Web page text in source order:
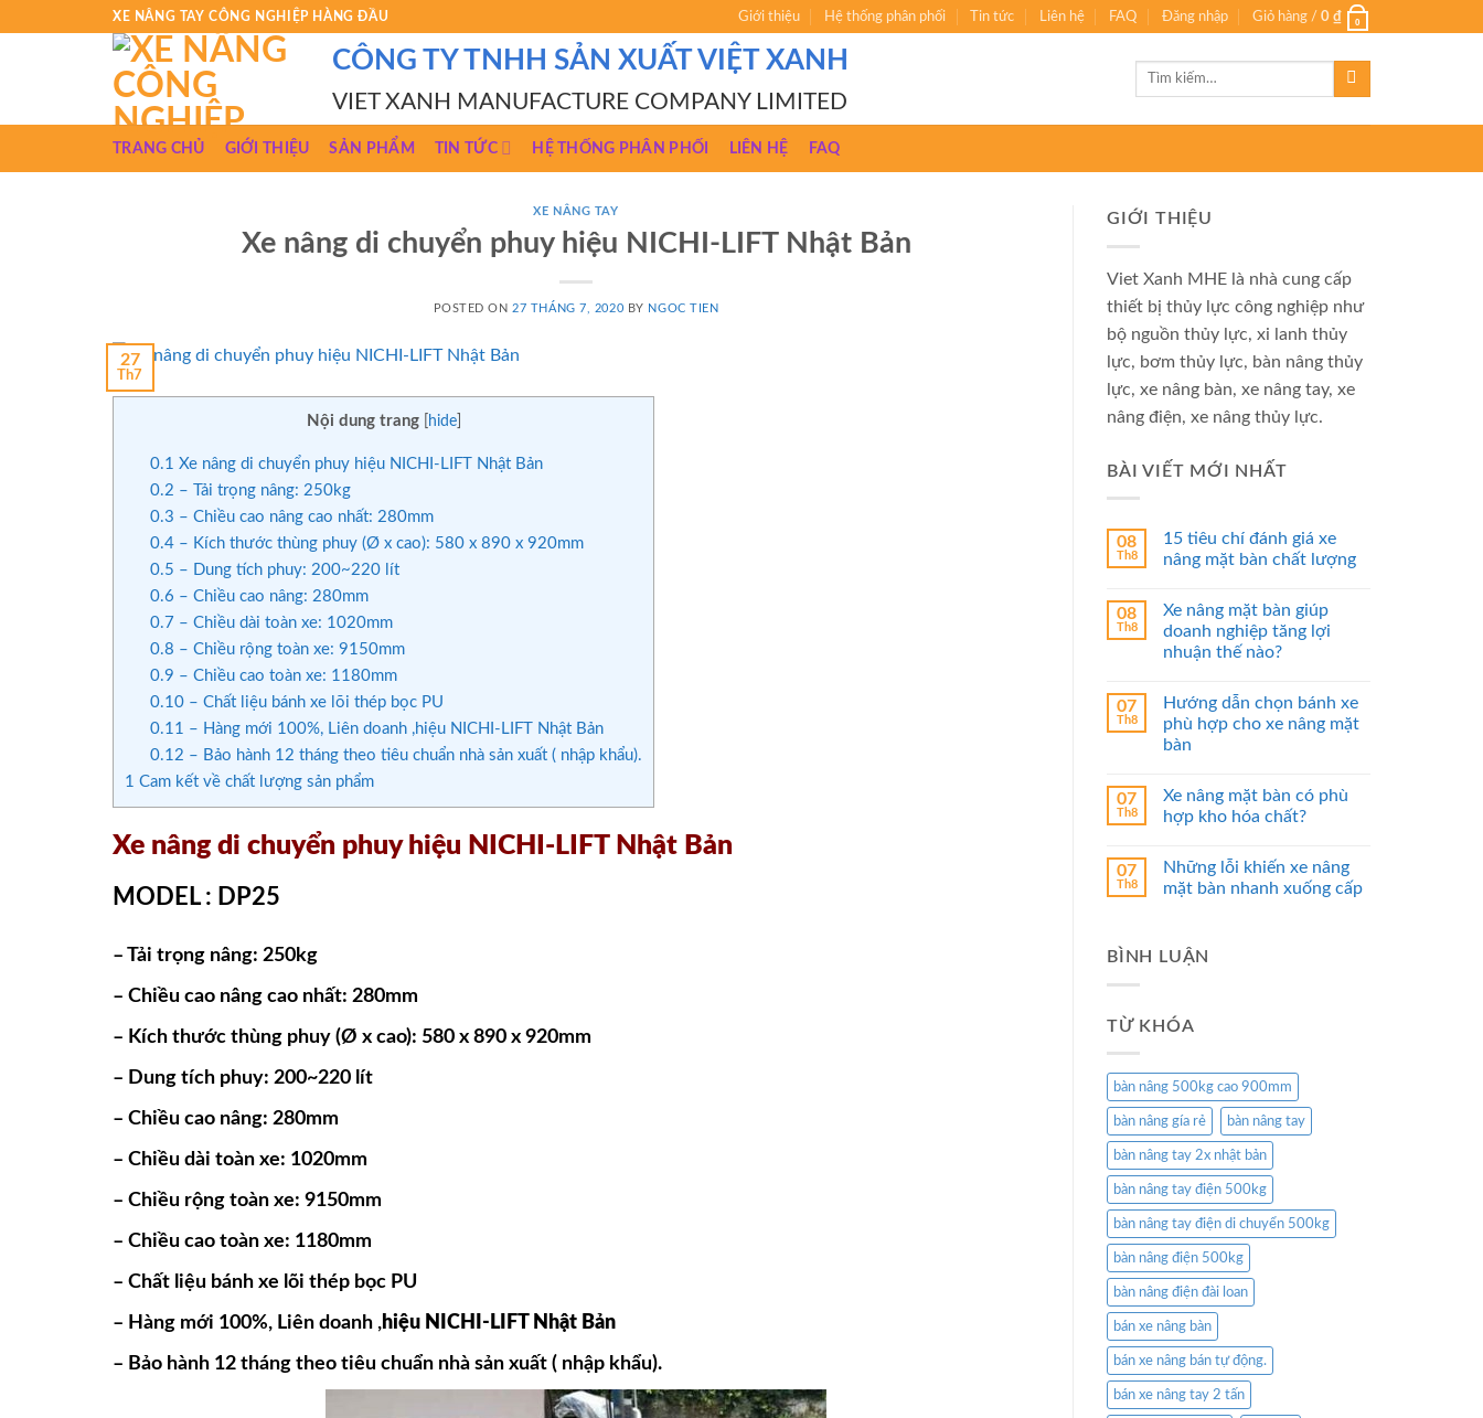
XE NÂNG TAY CÔNG NGHIỆP HÀNG ĐẦU Giới thiệu Hệ thống phân phối Tin tức Liên hệ FAQ Đăng nhập Giỏ hàng / 0 ₫ 0
CÔNG TY TNHH SẢN XUẤT VIỆT XANH
VIET XANH MANUFACTURE COMPANY LIMITED
Tìm
TRANG CHỦ GIỚI THIỆU SẢN PHẨM TIN TỨC HỆ THỐNG PHÂN PHỐI LIÊN HỆ FAQ
XE NÂNG TAY
Xe nâng di chuyển phuy hiệu NICHI-LIFT Nhật Bản
POSTED ON 27 THÁNG 7, 2020 BY NGOC TIEN
27
Th7
Nội dung trang hide]
0.1 Xe nâng di chuyển phuy hiệu NICHI-LIFT Nhật Bản
0.2 – Tải trọng nâng: 250kg
0.3 – Chiều cao nâng cao nhất: 280mm
0.4– Kích thước thùng phuy (Ø x cao): 580 x 890 x 920mm
0.5 – Dung tích phuy: 200~220 lít
0.6 – Chiều cao nâng: 280mm
0.7 – Chiều dài toàn xe: 1020mm
0.8 – Chiều rộng toàn xe: 9150mm
0.9 – Chiều cao toàn xe: 1180mm
0.10– Chất liệu bánh xe lõi thép bọc PU
0.11 – Hàng mới 100%, Liên doanh ,hiệu NICHI-LIFT Nhật Bản
0.12 – Bảo hành 12 tháng theo tiêu chuẩn nhà sản xuất ( nhập khẩu).
1 Cam kết về chất lượng sản phẩm
Xe nâng di chuyển phuy hiệu NICHI-LIFT Nhật Bản
MODEL : DP25
– Tải trọng nâng: 250kg
– Chiều cao nâng cao nhất: 280mm
– Kích thước thùng phuy (Ø x cao): 580 x 890 x 920mm
– Dung tích phuy: 200~220 lít
– Chiều cao nâng: 280mm
– Chiều dài toàn xe: 1020mm
– Chiều rộng toàn xe: 9150mm
– Chiều cao toàn xe: 1180mm
– Chất liệu bánh xe lõi thép bọc PU
– Hàng mới 100%, Liên doanh ,hiệu NICHI-LIFT Nhật Bản
– Bảo hành 12 tháng theo tiêu chuẩn nhà sản xuất ( nhập khẩu).
GIỚI THIỆU
Viet Xanh MHE là nhà cung cấp
thiết bị thủy lực công nghiệp như
bộ nguồn thủy lực, xi lanh thủy
lực, bơm thủy lực, bàn nâng thủy
lực, xe nâng bàn, xe nâng tay, xe
nâng điện, xe nâng thủy lực.
BÀI VIẾT MỚI NHẤT
08
Th8
15 tiêu chí đánh giá xe
nâng mặt bàn chất lượng
08
Th8
Xe nâng mặt bàn giúp
doanh nghiệp tăng lợi
nhuận thế nào?
07
Th8
Hướng dẫn chọn bánh xe
phù hợp cho xe nâng mặt
bàn
07
Th8
Xe nâng mặt bàn có phù
hợp kho hóa chất?
07
Th8
Những lỗi khiến xe nâng
mặt bàn nhanh xuống cấp
BÌNH LUẬN
TỪ KHÓA
bàn nâng 500kg cao 900mm
bàn nâng gía rẻ bàn nâng tay
bàn nâng tay 2x nhật bản
bàn nâng tay điện 500kg
bàn nâng tay điện di chuyển 500kg
bàn nâng điện 500kg
bàn nâng điện đài loan
bán xe nâng bàn
bán xe nâng bán tự động.
bán xe nâng tay 2 tấn